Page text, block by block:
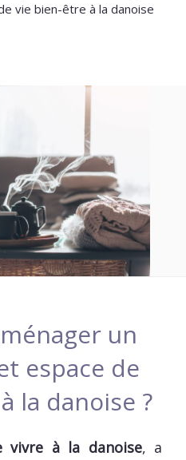
vie bien-être à la danoise
un
espace de
la danoise ?
vivre à la danoise, a